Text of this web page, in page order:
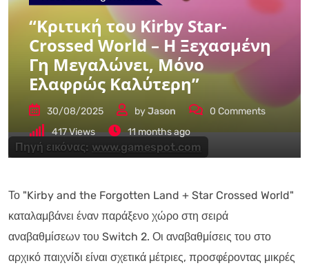
Πηγή εικόνας: www.gamespot.com
“Κριτική του Kirby Star-
Crossed World – Η Ξεχασμένη
Γη Μεγαλώνει, Μόνο
Ελαφρώς Καλύτερη”
30/08/2025 byJason 0 Comments
417Views 11 months ago
Το "Kirby and the Forgotten Land + Star Crossed World"
καταλαμβάνει έναν παράξενο χώρο στη σειρά
αναβαθμίσεων του Switch 2. Οι αναβαθμίσεις του στο
αρχικό παιχνίδι είναι σχετικά μέτριες, προσφέροντας μικρές